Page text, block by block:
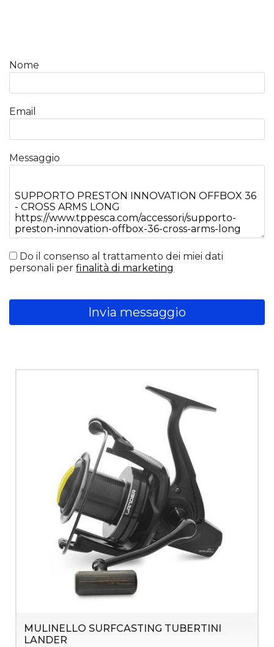
Nome
Email
Messaggio
Do il consenso al trattamento dei miei dati
personali perfinalità di marketing
Invia messaggio
MULINELLO SURFCASTING TUBERTINI
LANDER